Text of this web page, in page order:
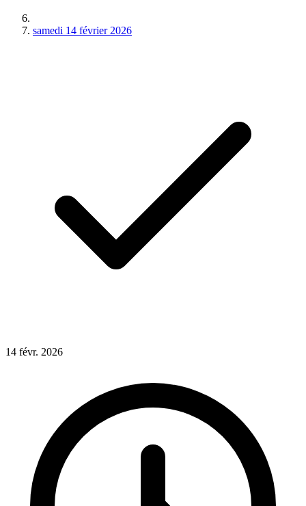
samedi 14 février 2026
14 févr. 2026